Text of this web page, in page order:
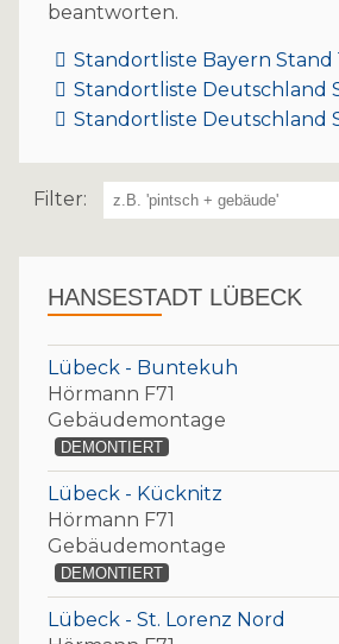
beantworten.
Standortliste Bayern Stand
Standortliste Deutschland
Standortliste Deutschland
Filter:
HANSESTADT LÜBECK
Lübeck - Buntekuh
Hörmann F71
Gebäudemontage
DEMONTIERT
Lübeck - Kücknitz
Hörmann F71
Gebäudemontage
DEMONTIERT
Lübeck - St. Lorenz Nord